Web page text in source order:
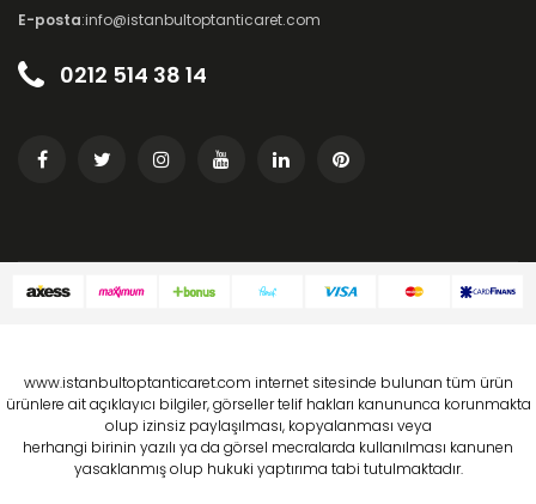
E-posta:info@istanbultoptanticaret.com
0212 514 38 14
www.istanbultoptanticaret.com internet sitesinde bulunan tüm ürün
ürünlere ait açıklayıcı bilgiler, görseller telif hakları kanununca korunmakta
olup izinsiz paylaşılması, kopyalanması veya
herhangi birinin yazılı ya da görsel mecralarda kullanılması kanunen
yasaklanmış olup hukuki yaptırıma tabi tutulmaktadır.